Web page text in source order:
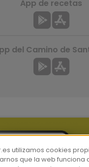
Hemeroteca
App de recetas
del Camino de
utilizamos cookies
que la web funciona